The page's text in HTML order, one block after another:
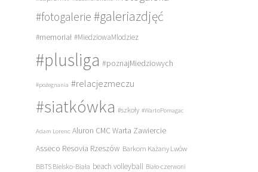
#fotogalerie #galeriazdjęć
#memoriał #MiedziowaMlodziez
#plusliga #poznajMiedziowych
#pożegnania #relacjezmeczu
#siatkówka #szkoły #WartoPomagac
Adam Lorenc Aluron CMC Warta Zawiercie
Asseco Resovia Rzeszów Barkom Każany Lwów
BBTS Bielsko-Biała beach volleyball Biało-czerwoni